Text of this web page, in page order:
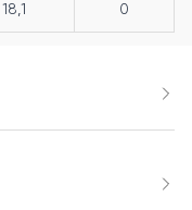
18,1 0